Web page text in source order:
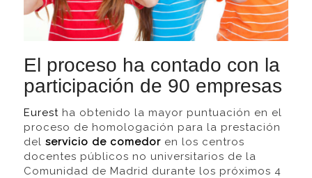
El proceso ha contado con la
participación de 90 empresas
Eurest ha obtenido la mayor puntuación en el
proceso de homologación para la prestación
del servicio de comedoren los centros
docentes públicos no universitarios de la
Comunidad de Madrid durante los próximos 4